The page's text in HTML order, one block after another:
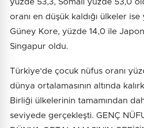
yüzde 53,3, Somali yüzde 53,0
oranı en düşük kaldığı ülkeler ise
Güney Kore, yüzde 14,0 ile
Singapur oldu.
Türkiye'de çocuk nüfus oranı
dünya ortalamasının altında
Birliği ülkelerinin tamamından
seviyede gerçekleşti. GENÇ